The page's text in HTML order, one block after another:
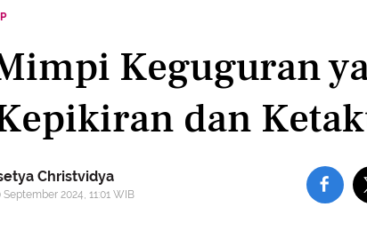
Keguguran
dan
Christvidya
2024, 11:01 WIB